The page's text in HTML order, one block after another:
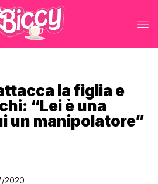
la figlia e
“Lei è una
un manipolatore”
2020